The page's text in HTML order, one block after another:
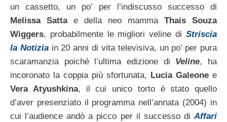
un cassetto, un po’ per l’indiscusso successo di
Melissa Sattae della neo mamma Thais Souza
Wiggers, probabilmente le migliori veline di Striscia
la Notiziain 20 anni di vita televisiva, un po’ per pura
scaramanzia poiché l’ultima edizione di Veline, ha
incoronato la coppia più sfortunata, Lucia Galeone e
Vera Atyushkina, il cui unico torto è stato quello
d’aver presenziato il programma nell’annata (2004) in
cui l’audience andò a picco per il successo diAffari